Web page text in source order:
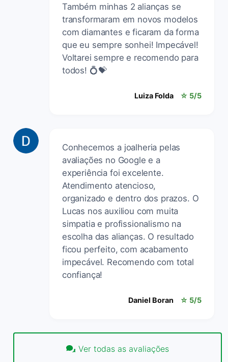
Também minhas 2 alianças se
transformaram em novos modelos
com diamantes e ficaram da forma
que eu sempre sonhei! Impecável!
Voltarei sempre e recomendo para
todos! 💍💝
Luiza Folda ☆ 5/5
Conhecemos a joalheria pelas
avaliações no Google e a
experiência foi excelente.
Atendimento atencioso,
organizado e dentro dos prazos. O
Lucas nos auxiliou com muita
simpatia e profissionalismo na
escolha das alianças. O resultado
ficou perfeito, com acabamento
impecável. Recomendo com total
confiança!
Daniel Boran ☆ 5/5
Ver todas as avaliações